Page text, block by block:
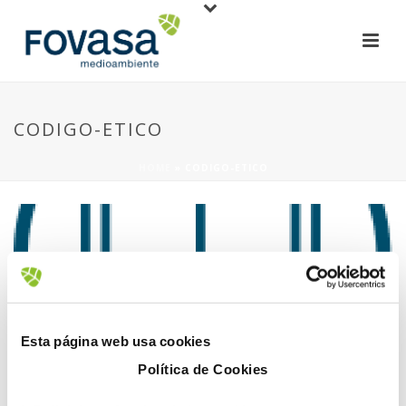
Esta página web usa cookies
Política de Cookies
CODIGO-ETICO
10 November, 2022